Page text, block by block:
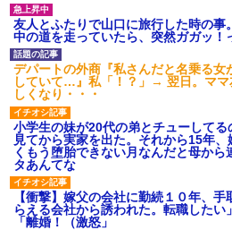
友人とふたりで山口に旅行した時の事
中の道を走っていたら、突然ガガッ
デパートの外商『私さんだと名乗る女
していて…』私「！？」→ 翌日。ママ
しくなり・・・
小学生の妹が20代の弟とチューして
見てから実家を出た。それから15年
くもう堕胎できない月なんだと母か
タあんてな
【衝撃】嫁父の会社に勤続１０年、
らえる会社から誘われた。転職した
「離婚！（激怒」